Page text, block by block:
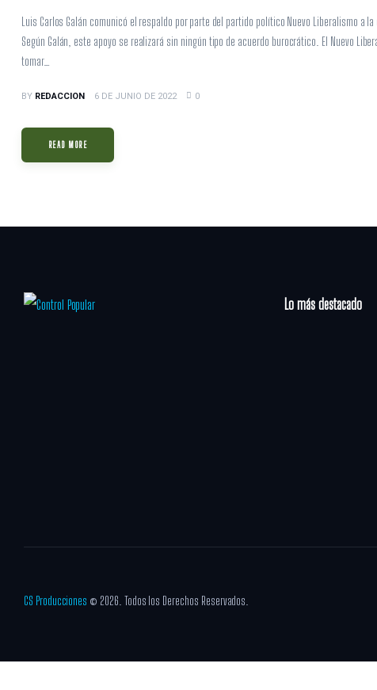
Luis Carlos Galán comunicó el respaldo por parte del partido político Nuevo Liberalismo a
Según Galán, este apoyo se realizará sin ningún tipo de acuerdo burocrático. El Nuevo
tomar…
BY REDACCION 6 DE JUNIO DE 2022 0
READ MORE
Lo más destacado
CS Producciones © 2026. Todos los Derechos Reservados.